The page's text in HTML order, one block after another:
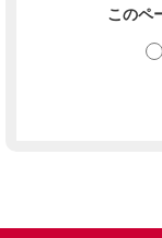
このペ